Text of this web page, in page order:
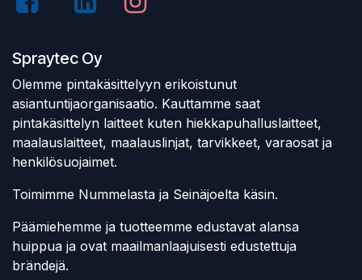
Spraytec Oy
Olemme pintakäsittelyyn erikoistunut
asiantuntijaorganisaatio. Kauttamme saat
pintakäsittelyn laitteet kuten hiekkapuhalluslaitteet,
maalauslaitteet, maalauslinjat, tarvikkeet, varaosat ja
henkilösuojaimet.
Toimimme Nummelasta ja Seinäjoelta käsin.
Päämiehemme ja tuotteemme edustavat alansa
huippua ja ovat maailmanlaajuisesti edustettuja
brändejä.